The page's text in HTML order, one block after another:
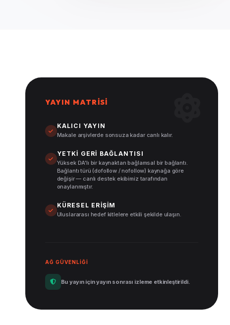
YAYIN MATRISI
KALICI YAYIN
Makale arşivlerde sonsuza kadar canlı kalır.
YETKI GERI BAĞLANTISI
Yüksek DA'lı bir kaynaktan bağlamsal bir bağlantı.
Bağlantı türü (dofollow / nofollow) kaynağa göre
değişir — canlı destek ekibimiz tarafından
onaylanmıştır.
KÜRESEL ERIŞIM
Uluslararası hedef kitlelere etkili şekilde ulaşın.
AĞ GÜVENLIĞI
Bu yayın için yayın sonrası izleme etkinleştirildi.